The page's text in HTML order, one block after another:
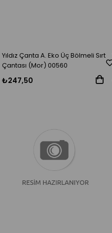
Yıldız Çanta A. Eko Üç Bölmeli Sırt
Çantası (Mor) 00560
₺247,50